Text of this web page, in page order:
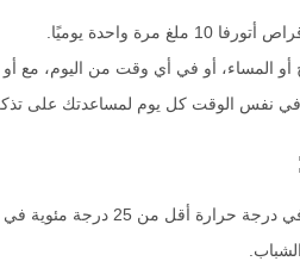
مرة واحدة يوميًا.
أو المساء، أو في أي وقت من اليوم، مع
في نفس الوقت كل يوم لمساعدتك على تذكر
من 25 درجة مئوية في مكان بارد وجاف.